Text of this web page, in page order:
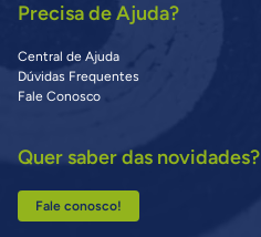
Precisa de Ajuda?
Central de Ajuda
Dúvidas Frequentes
Fale Conosco
Quer saber das novidades?
Fale conosco!